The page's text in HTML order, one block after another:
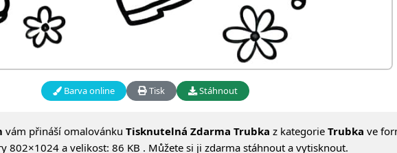
Barva online Tisk Stáhnout
vám přináší omalovánku Tisknutelná Zdarma Trubka z kategorie Trubka ve
802×1024 a velikost: 86 KB . Můžete si ji zdarma stáhnout a vytisknout.